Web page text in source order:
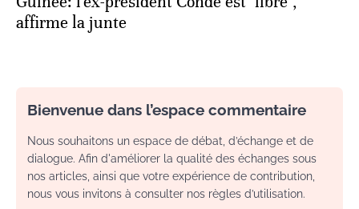
affirme la junte
Bienvenue dans l’espace commentaire
Nous souhaitons un espace de débat, d’échange et de
dialogue. Afin d'améliorer la qualité des échanges sous
nos articles, ainsi que votre expérience de contribution,
nous vous invitons à consulter nos règles d’utilisation.